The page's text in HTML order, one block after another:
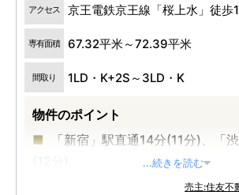
アクセス 京王電鉄京王線「桜上水」徒歩
専有面積 67.32平米～72.39平米
間取り 1LD・K+2S～3LD・K
物件のポイント
「新宿」駅直通14分(11分)、「
総敷地面積1万㎡超・全143邸の
...続きを読む
売主:住友不